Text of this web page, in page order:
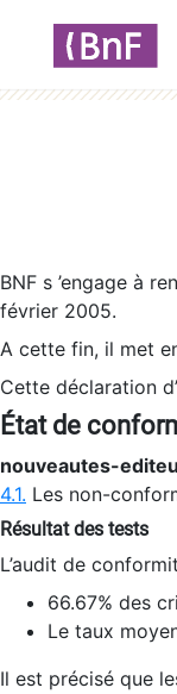
BNF s ’engage à
février 2005.
A cette fin, il met
Cette déclaration
État de
nouveautes-
4.1. Les non-
Résultat des tests
L’audit de
66.67% des
Le taux
Il est précisé que